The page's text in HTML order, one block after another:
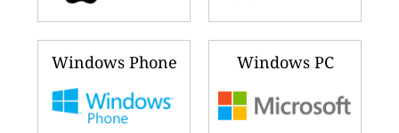
Windows Phone Windows PC